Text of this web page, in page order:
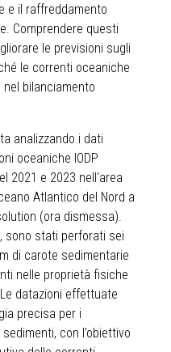
e il raffreddamento
Comprendere questi
le previsioni sugli
le correnti oceaniche
bilanciamento
analizzando i dati
oceaniche IODP
2021 e 2023 nell'area
Atlantico del Nord a
(ora dismessa).
sono stati perforati sei
di carote sedimentarie
nelle proprietà fisiche
datazioni effettuate
precisa per i
con l’obiettivo